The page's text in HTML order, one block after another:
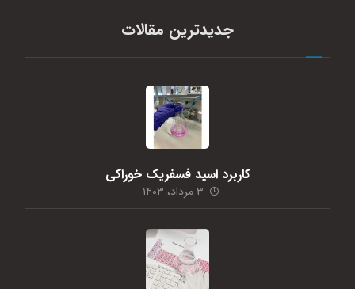
جدیدترین مقالات
کاربرد اسید فسفریک خوراکی
۳ مرداد، ۱۴۰۳